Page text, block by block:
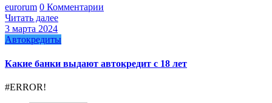
eurorum 0 Комментарии
Читать далее
3 марта 2024
Автокредиты
Какие банки выдают автокредит с 18 лет
#ERROR!